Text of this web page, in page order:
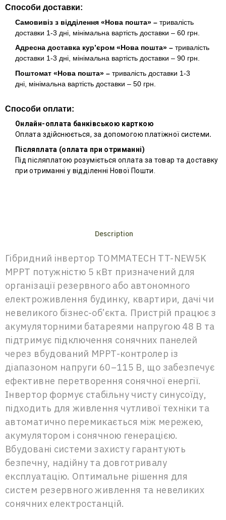
Способи доставки:
Самовивіз з відділення «Нова пошта» – тривалість
доставки 1-3 дні, мінімальна вартість доставки – 60 грн.
Адресна доставка кур’єром «Нова пошта» – тривалість
доставки 1-3 дні, мінімальна вартість доставки – 90 грн.
Поштомат «Нова пошта» – тривалість доставки 1-3
дні, мінімальна вартість доставки – 50 грн.
Способи оплати:
Онлайн-оплата банківською карткою
Оплата здійснюється, за допомогою платіжної системи.
Післяплата (оплата при отриманні)
Під післяплатою розуміється оплата за товар та доставку
при отриманні у відділенні Нової Пошти.
Description
Гібридний інвертор TOMMATECH TT-NEW5K
MPPT потужністю 5 кВт призначений для
організації резервного або автономного
електроживлення будинку, квартири, дачі чи
невеликого бізнес-об’єкта. Пристрій працює з
акумуляторними батареями напругою 48 В та
підтримує підключення сонячних панелей
через вбудований MPPT-контролер із
діапазоном напруги 60–115 В, що забезпечує
ефективне перетворення сонячної енергії.
Інвертор формує стабільну чисту синусоїду,
підходить для живлення чутливої техніки та
автоматично перемикається між мережею,
акумулятором і сонячною генерацією.
Вбудовані системи захисту гарантують
безпечну, надійну та довготривалу
експлуатацію. Оптимальне рішення для
систем резервного живлення та невеликих
сонячних електростанцій.